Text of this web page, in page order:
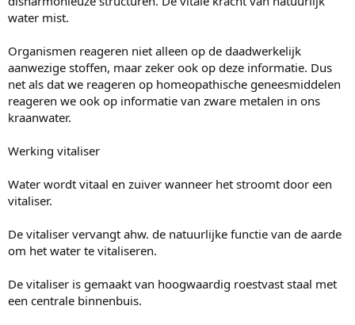
water mist.
Organismen reageren niet alleen op de daadwerkelijk
aanwezige stoffen, maar zeker ook op deze informatie. Dus
net als dat we reageren op homeopathische geneesmiddelen
reageren we ook op informatie van zware metalen in ons
kraanwater.
Werking vitaliser
Water wordt vitaal en zuiver wanneer het stroomt door een
vitaliser.
De vitaliser vervangt ahw. de natuurlijke functie van de aarde
om het water te vitaliseren.
De vitaliser is gemaakt van hoogwaardig roestvast staal met
een centrale binnenbuis.